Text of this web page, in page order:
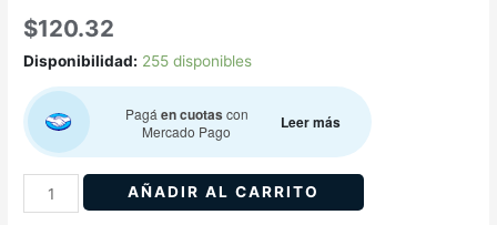
$120.32
Disponibilidad: 255 disponibles
Pagáen cuotas con
Mercado Pago
Leer más
AÑADIR AL CARRITO